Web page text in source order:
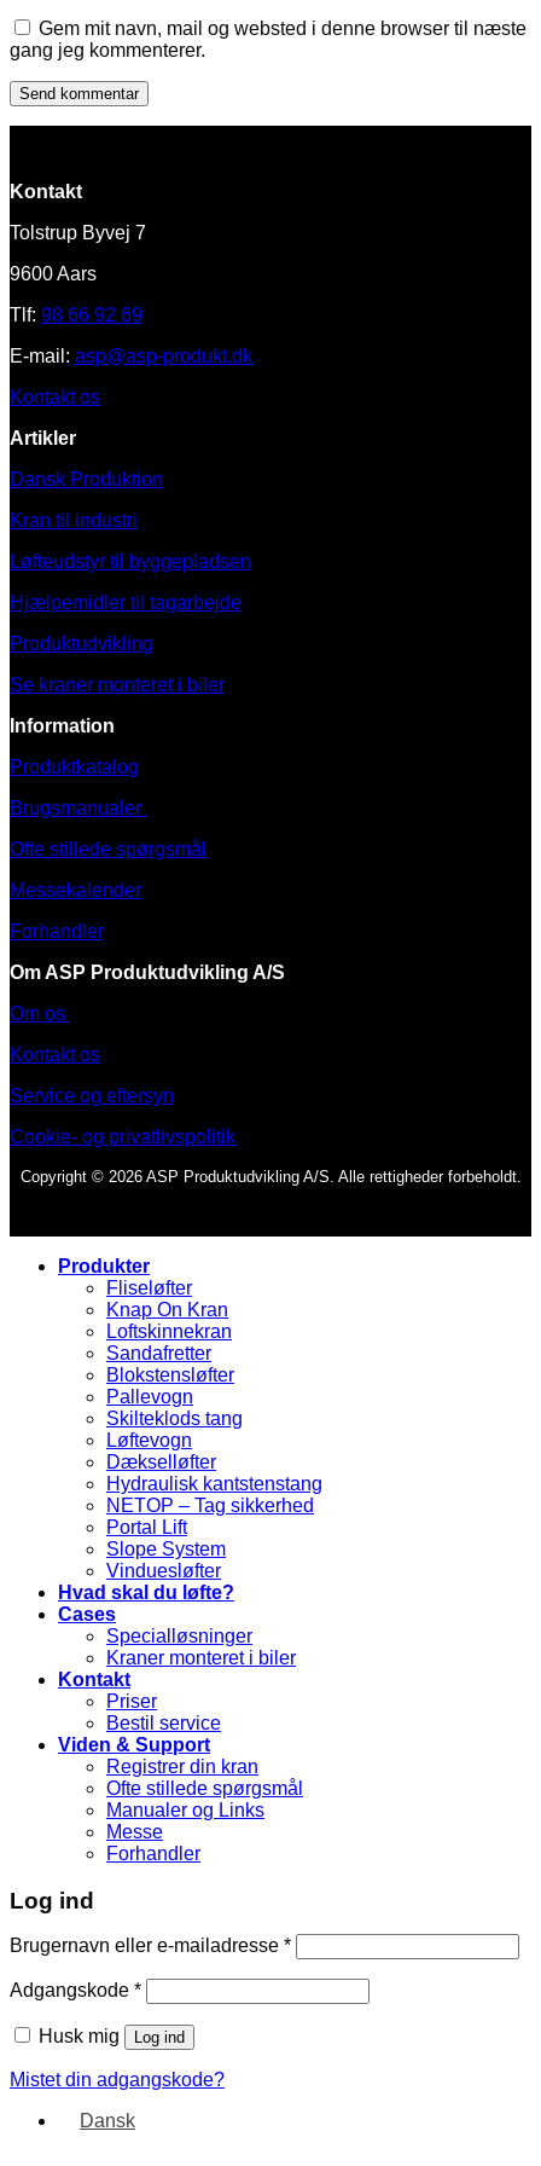
Gem mit navn, mail og websted i denne browser til næste
gang jeg kommenterer.
Kontakt
Tolstrup Byvej 7
9600 Aars
Tlf: 98 66 92 69
E-mail: asp@asp-produkt.dk
Kontakt os
Artikler
Dansk Produktion
Kran til industri
Løfteudstyr til byggepladsen
Hjælpemidler til tagarbejde
Produktudvikling
Se kraner monteret i biler
Information
Produktkatalog
Brugsmanualer
Ofte stillede spørgsmål
Messekalender
Forhandler
Om ASP Produktudvikling A/S
Om os
Kontakt os
Service og eftersyn
Cookie- og privatlivspolitik
Copyright © 2026 ASP Produktudvikling A/S. Alle rettigheder forbeholdt.
Produkter
Fliseløfter
Knap On Kran
Loftskinnekran
Sandafretter
Blokstensløfter
Pallevogn
Skilteklods tang
Løftevogn
Dækselløfter
Hydraulisk kantstenstang
NETOP – Tag sikkerhed
Portal Lift
Slope System
Vinduesløfter
Hvad skal du løfte?
Cases
Specialløsninger
Kraner monteret i biler
Kontakt
Priser
Bestil service
Viden & Support
Registrer din kran
Ofte stillede spørgsmål
Manualer og Links
Messe
Forhandler
Log ind
Brugernavn eller e-mailadresse *
Adgangskode *
Husk mig Log ind
Mistet din adgangskode?
Dansk